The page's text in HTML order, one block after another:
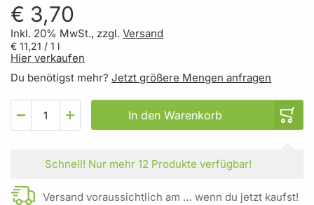
€ 3,70
Inkl. 20% MwSt., zzgl. Versand
€ 11,21 / 1 l
Hier verkaufen
Du benötigst mehr? Jetzt größere Mengen anfragen
In den Warenkorb
Schnell! Nur mehr 12 Produkte verfügbar!
Versand voraussichtlich am … wenn du jetzt kaufst!